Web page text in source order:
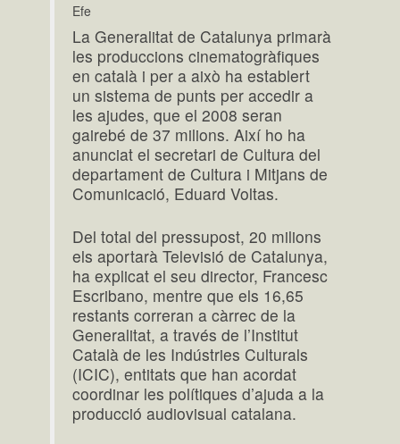
Efe
La Generalitat de Catalunya primarà
les produccions cinematogràfiques
en català i per a això ha establert
un sistema de punts per accedir a
les ajudes, que el 2008 seran
gairebé de 37 milions. Així ho ha
anunciat el secretari de Cultura del
departament de Cultura i Mitjans de
Comunicació, Eduard Voltas.
Del total del pressupost, 20 milions
els aportarà Televisió de Catalunya,
ha explicat el seu director, Francesc
Escribano, mentre que els 16,65
restants correran a càrrec de la
Generalitat, a través de l’Institut
Català de les Indústries Culturals
(ICIC), entitats que han acordat
coordinar les polítiques d’ajuda a la
producció audiovisual catalana.